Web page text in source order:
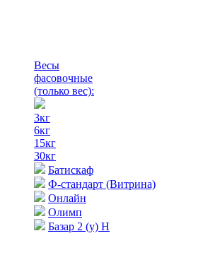
Весы
фасовочные
(только вес):
3кг
6кг
15кг
30кг
Батискаф
Ф-стандарт (Витрина)
Онлайн
Олимп
Базар 2 (у) Н